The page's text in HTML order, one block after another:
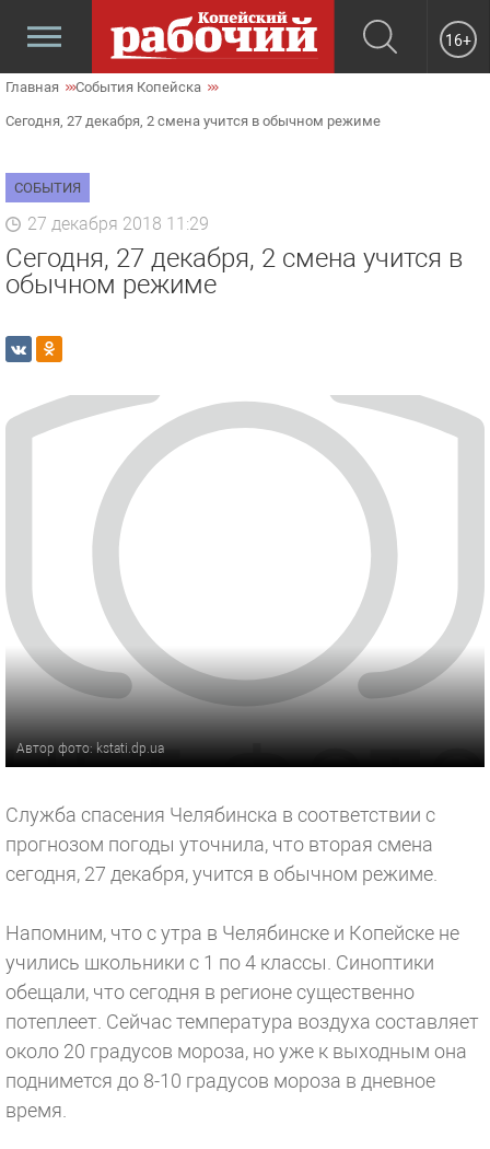
16+
Главная События Копейска
Сегодня, 27 декабря, 2 смена учится в обычном режиме
СОБЫТИЯ
27 декабря 2018 11:29
Сегодня, 27 декабря, 2 смена учится в
обычном режиме
Автор фото: kstati.dp.ua
Служба спасения Челябинска в соответствии с
прогнозом погоды уточнила, что вторая смена
сегодня, 27 декабря, учится в обычном режиме.
Напомним, что с утра в Челябинске и Копейске не
учились школьники с 1 по 4 классы. Синоптики
обещали, что сегодня в регионе существенно
потеплеет. Сейчас температура воздуха составляет
около 20 градусов мороза, но уже к выходным она
поднимется до 8-10 градусов мороза в дневное
время.